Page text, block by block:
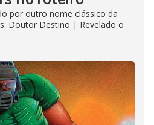
por outro nome clássico da
Doutor Destino | Revelado o